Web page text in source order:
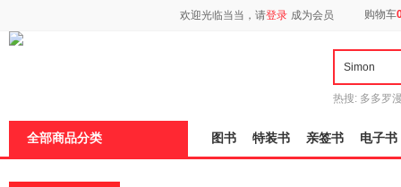
欢迎光临当当，请登录 成为会员 购物车
热搜: 多多罗
全部商品分类 图书 特装书 亲签书 电子书
页